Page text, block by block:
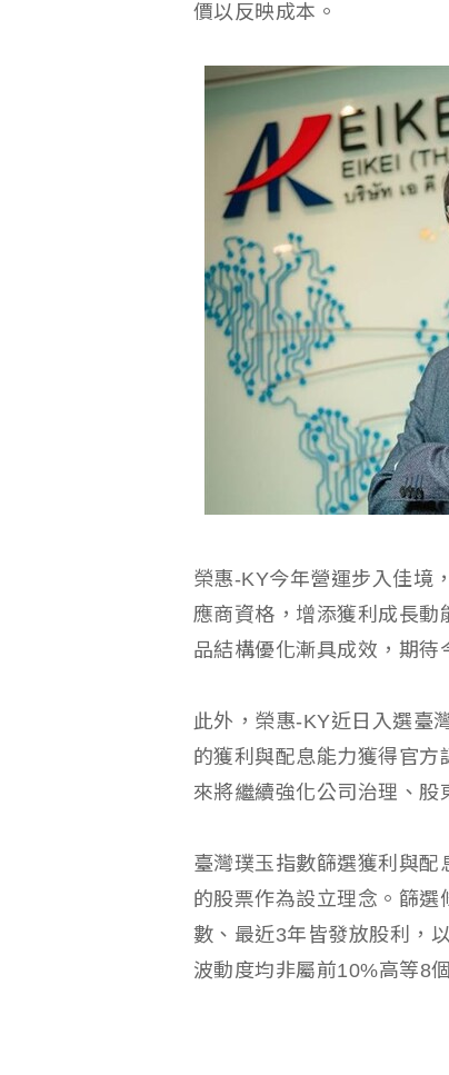
價以反映成本。
榮惠-KY今年營運步入佳境
應商資格，增添獲利成長
品結構優化漸具成效，期待
此外，榮惠-KY近日入選臺
的獲利與配息能力獲得官
來將繼續強化公司治理、股
臺灣璞玉指數篩選獲利與
的股票作為設立理念。篩
數、最近3年皆發放股利，
波動度均非屬前10%高等8